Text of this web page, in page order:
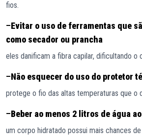
fios.
–Evitar o uso de ferramentas que
como secador ou prancha
eles danificam a fibra capilar, dificultando o
–Não esquecer do uso do protetor
protege o fio das altas temperaturas que o
–Beber ao menos 2 litros de água
um corpo hidratado possui mais chances